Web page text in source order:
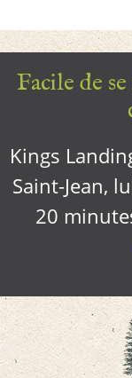
Facile de
Kings
Saint-Jean,
20